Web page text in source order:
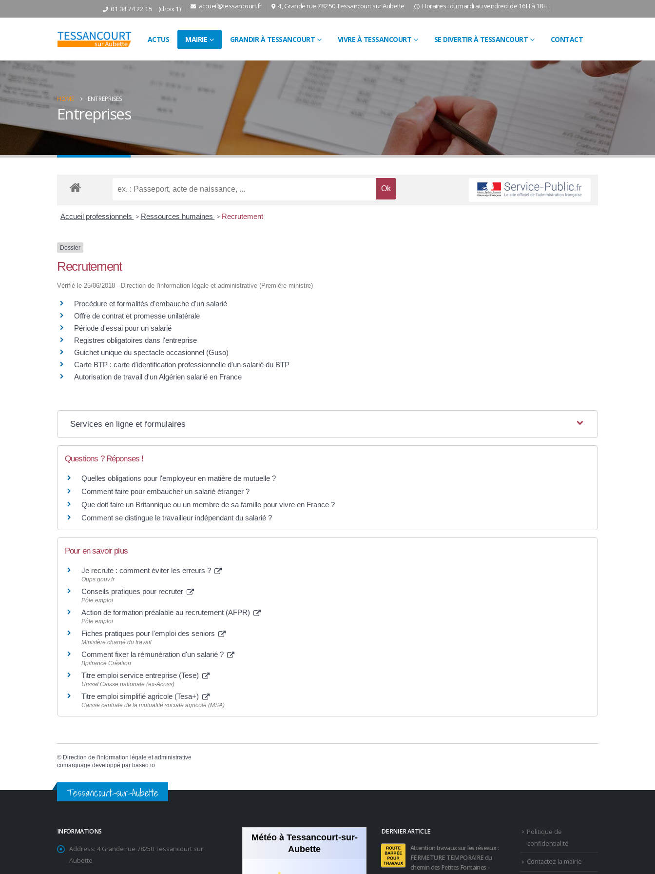
01 34 74 22 15 (choix 1) accueil@tessancourt.fr 4, Grande rue 78250 Tessancourt sur Aubette Horaires : du mardi au vendredi de 16H à 18H
ACTUS MAIRIE GRANDIR À TESSANCOURT VIVRE À TESSANCOURT SE DIVERTIR À TESSANCOURT CONTACT
HOME ENTREPRISES
Entreprises
Accueil professionnels > Ressources humaines > Recrutement
Dossier
Recrutement
Vérifié le 25/06/2018 - Direction de l'information légale et administrative (Première ministre)
Procédure et formalités d'embauche d'un salarié
Offre de contrat et promesse unilatérale
Période d'essai pour un salarié
Registres obligatoires dans l'entreprise
Guichet unique du spectacle occasionnel (Guso)
Carte BTP : carte d'identification professionnelle d'un salarié du BTP
Autorisation de travail d'un Algérien salarié en France
Services en ligne et formulaires
Questions ? Réponses !
Quelles obligations pour l'employeur en matière de mutuelle ?
Comment faire pour embaucher un salarié étranger ?
Que doit faire un Britannique ou un membre de sa famille pour vivre en France ?
Comment se distingue le travailleur indépendant du salarié ?
Pour en savoir plus
Je recrute : comment éviter les erreurs ?
Oups.gouv.fr
Conseils pratiques pour recruter
Pôle emploi
Action de formation préalable au recrutement (AFPR)
Pôle emploi
Fiches pratiques pour l'emploi des seniors
Ministère chargé du travail
Comment fixer la rémunération d'un salarié ?
Bpifrance Création
Titre emploi service entreprise (Tese)
Urssaf Caisse nationale (ex-Acoss)
Titre emploi simplifié agricole (Tesa+)
Caisse centrale de la mutualité sociale agricole (MSA)
© Direction de l'information légale et administrative
comarquage developpé par baseo.io
Tessancourt-sur-Aubette
INFORMATIONS
Address: 4 Grande rue 78250 Tessancourt sur
Aubette
Météo à Tessancourt-sur-
Aubette
DERNIER ARTICLE
Attention travaux sur les réseaux :
FERMETURE TEMPORAIRE du
chemin des Petites Fontaines –
Politique de
confidentialité
Contactez la mairie